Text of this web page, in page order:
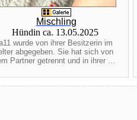
Mischling
Hündin ca. 13.05.2025
wurde von ihrer Besitzerin im
abgegeben. Sie hat sich von
Partner getrennt und in ihrer ...